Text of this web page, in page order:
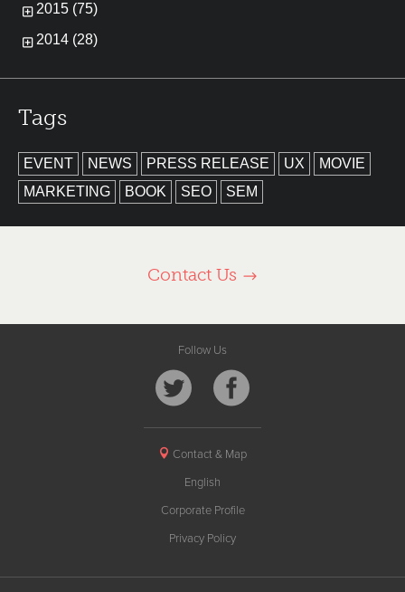
2015 (75)
2014 (28)
Tags
EVENT NEWS PRESS RELEASE UX
MOVIE
MARKETING
BOOK SEO SEM
Contact Us
Follow Us
Contact & Map
English
Corporate Profile
Privacy Policy